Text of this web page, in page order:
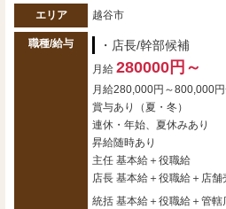
エリア 越谷市
職種/給与 ・店長/幹部候補
月給 280000円～
月給280,000円～800,000
賞与あり（夏・冬）
連休・年始、夏休みあり
昇給随時あり
主任 基本給＋役職給
店長 基本給＋役職給＋店舗
統括 基本給＋役職給＋管轄